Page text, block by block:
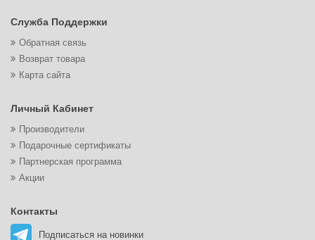
Служба Поддержки
Обратная связь
Возврат товара
Карта сайта
Личный Кабинет
Производители
Подарочные сертификаты
Партнерская программа
Акции
Контакты
Подписаться на новинки